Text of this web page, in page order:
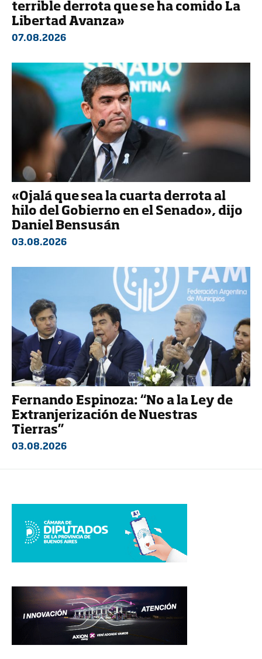
terrible derrota que se ha comido La
Libertad Avanza»
07.08.2026
«Ojalá que sea la cuarta derrota al
hilo del Gobierno en el Senado», dijo
Daniel Bensusán
03.08.2026
Fernando Espinoza: “No a la Ley de
Extranjerización de Nuestras
Tierras”
03.08.2026